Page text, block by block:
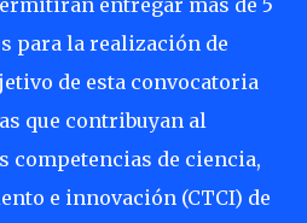
entregar más de 5
para la realización de
de esta convocatoria
que contribuyan al
competencias de ciencia,
e innovación (CTCI) de